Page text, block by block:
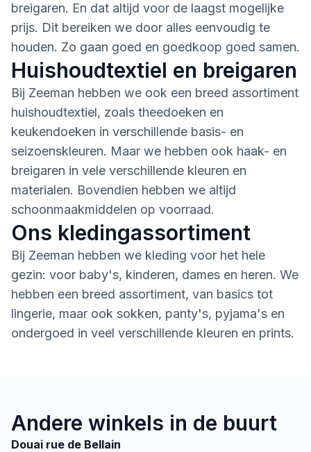
breigaren. En dat altijd voor de laagst mogelijke
prijs. Dit bereiken we door alles eenvoudig te
houden. Zo gaan goed en goedkoop goed samen.
Huishoudtextiel en breigaren
Bij Zeeman hebben we ook een breed assortiment
huishoudtextiel, zoals theedoeken en
keukendoeken in verschillende basis- en
seizoenskleuren. Maar we hebben ook haak- en
breigaren in vele verschillende kleuren en
materialen. Bovendien hebben we altijd
schoonmaakmiddelen op voorraad.
Ons kledingassortiment
Bij Zeeman hebben we kleding voor het hele
gezin: voor baby's, kinderen, dames en heren. We
hebben een breed assortiment, van basics tot
lingerie, maar ook sokken, panty's, pyjama's en
ondergoed in veel verschillende kleuren en prints.
Andere winkels in de buurt
Douai rue de Bellain